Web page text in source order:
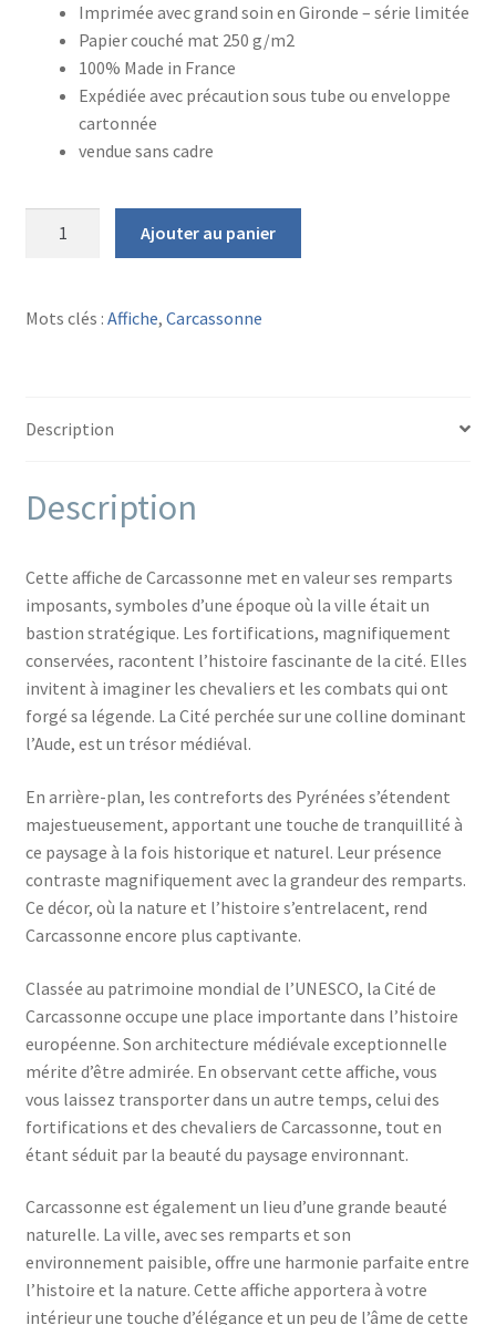
Imprimée avec grand soin en Gironde – série limitée
Papier couché mat 250 g/m2
100% Made in France
Expédiée avec précaution sous tube ou enveloppe
cartonnée
vendue sans cadre
Ajouter au panier
Mots clés : Affiche, Carcassonne
Description
Description
Cette affiche de Carcassonne met en valeur ses remparts
imposants, symboles d’une époque où la ville était un
bastion stratégique. Les fortifications, magnifiquement
conservées, racontent l’histoire fascinante de la cité. Elles
invitent à imaginer les chevaliers et les combats qui ont
forgé sa légende. La Cité perchée sur une colline dominant
l’Aude, est un trésor médiéval.
En arrière-plan, les contreforts des Pyrénées s’étendent
majestueusement, apportant une touche de tranquillité à
ce paysage à la fois historique et naturel. Leur présence
contraste magnifiquement avec la grandeur des remparts.
Ce décor, où la nature et l’histoire s’entrelacent, rend
Carcassonne encore plus captivante.
Classée au patrimoine mondial de l’UNESCO, la Cité de
Carcassonne occupe une place importante dans l’histoire
européenne. Son architecture médiévale exceptionnelle
mérite d’être admirée. En observant cette affiche, vous
vous laissez transporter dans un autre temps, celui des
fortifications et des chevaliers de Carcassonne, tout en
étant séduit par la beauté du paysage environnant.
Carcassonne est également un lieu d’une grande beauté
naturelle. La ville, avec ses remparts et son
environnement paisible, offre une harmonie parfaite entre
l’histoire et la nature. Cette affiche apportera à votre
intérieur une touche d’élégance et un peu de l’âme de cette